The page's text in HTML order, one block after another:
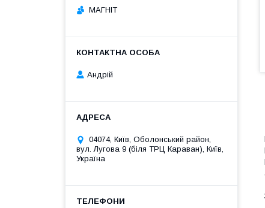
МАГНІТ
Андрій
04074, Київ, Оболонський район,
вул. Лугова 9 (біля ТРЦ Караван), Київ,
Україна